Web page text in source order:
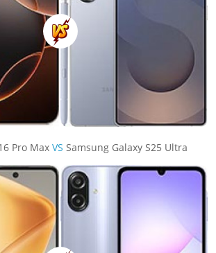
Pro Max VS Samsung Galaxy S25 Ultra